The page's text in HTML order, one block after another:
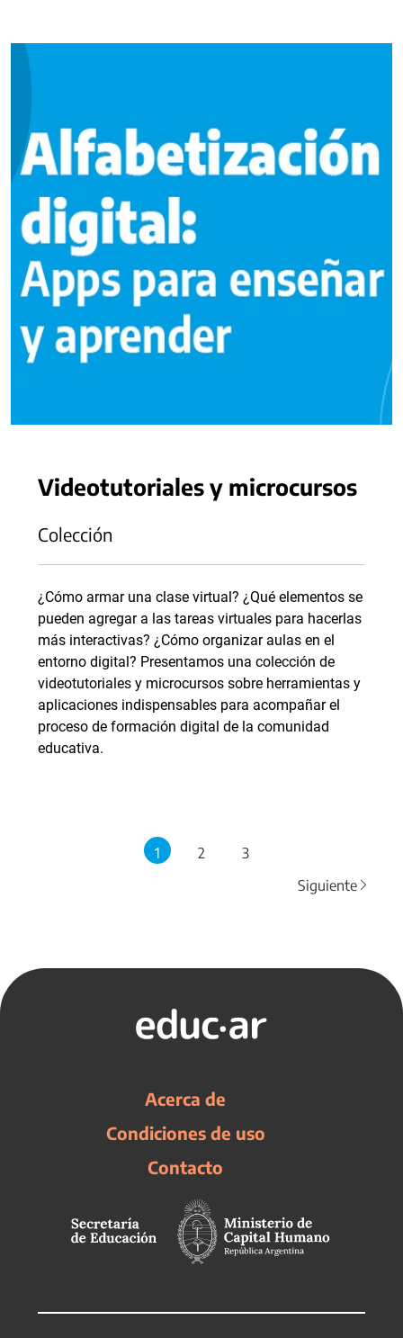
Videotutoriales y microcursos
Colección
¿Cómo armar una clase virtual? ¿Qué elementos se
pueden agregar a las tareas virtuales para hacerlas
más interactivas? ¿Cómo organizar aulas en el
entorno digital? Presentamos una colección de
videotutoriales y microcursos sobre herramientas y
aplicaciones indispensables para acompañar el
proceso de formación digital de la comunidad
educativa.
1 2
3
Siguiente
Acerca de
Condiciones de uso
Contacto